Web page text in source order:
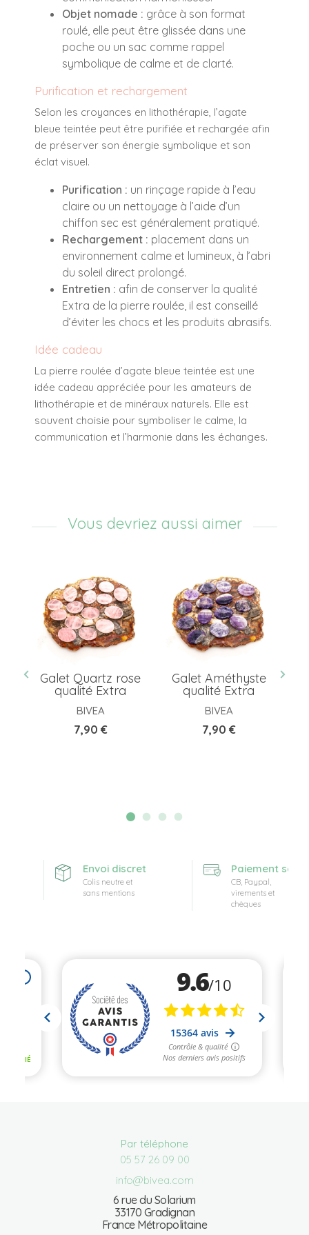
Objet nomade : grâce à son format
roulé, elle peut être glissée dans une
poche ou un sac comme rappel
symbolique de calme et de clarté.
Purification et rechargement
Selon les croyances en lithothérapie, l’agate
bleue teintée peut être purifiée et rechargée afin
de préserver son énergie symbolique et son
éclat visuel.
Purification : un rinçage rapide à l’eau
claire ou un nettoyage à l’aide d’un
chiffon sec est généralement pratiqué.
Rechargement : placement dans un
environnement calme et lumineux, à l’abri
du soleil direct prolongé.
Entretien : afin de conserver la qualité
Extra de la pierre roulée, il est conseillé
d’éviter les chocs et les produits abrasifs.
Idée cadeau
La pierre roulée d’agate bleue teintée est une
idée cadeau appréciée pour les amateurs de
lithothérapie et de minéraux naturels. Elle est
souvent choisie pour symboliser le calme, la
communication et l’harmonie dans les échanges.
Vous devriez aussi aimer
Galet Quartz rose
qualité Extra
BIVEA
Prix
7,90 €
Galet Améthyste
qualité Extra
BIVEA
Prix
7,90 €
Envoi discret
Colis neutre et
sans mentions
Paiement
CB, Paypal,
virements et
chèques
Par téléphone
05 57 26 09 00
info@bivea.com
6 rue du Solarium
33170 Gradignan
France Métropolitaine